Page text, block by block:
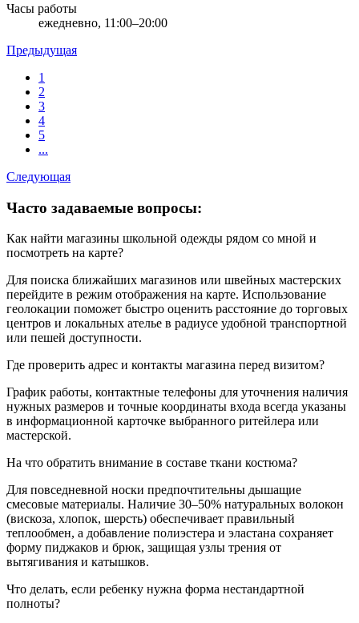
Часы работы
ежедневно, 11:00–20:00
Предыдущая
1
2
3
4
5
...
Следующая
Часто задаваемые вопросы:
Как найти магазины школьной одежды рядом со мной и
посмотреть на карте?
Для поиска ближайших магазинов или швейных мастерских
перейдите в режим отображения на карте. Использование
геолокации поможет быстро оценить расстояние до торговых
центров и локальных ателье в радиусе удобной транспортной
или пешей доступности.
Где проверить адрес и контакты магазина перед визитом?
График работы, контактные телефоны для уточнения наличия
нужных размеров и точные координаты входа всегда указаны
в информационной карточке выбранного ритейлера или
мастерской.
На что обратить внимание в составе ткани костюма?
Для повседневной носки предпочтительны дышащие
смесовые материалы. Наличие 30–50% натуральных волокон
(вискоза, хлопок, шерсть) обеспечивает правильный
теплообмен, а добавление полиэстера и эластана сохраняет
форму пиджаков и брюк, защищая узлы трения от
вытягивания и катышков.
Что делать, если ребенку нужна форма нестандартной
полноты?